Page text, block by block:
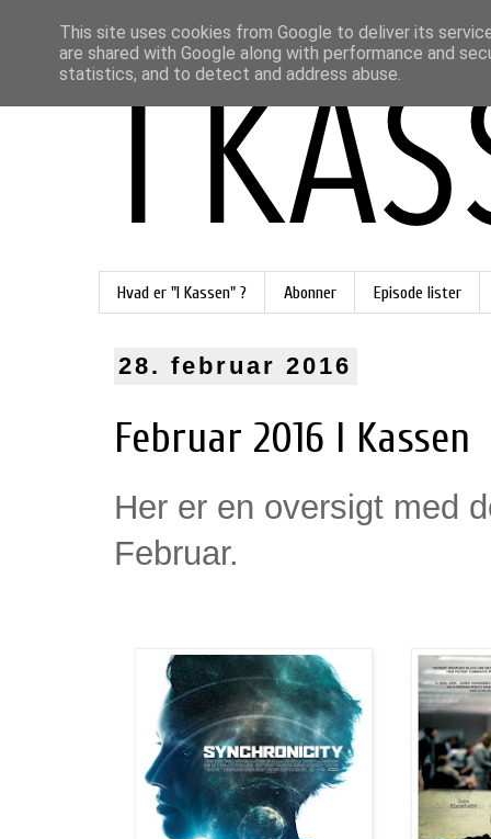
Hvad er "I Kassen" ? Abonner Episode lister
28. februar 2016
Februar 2016 I Kassen
Her er en oversigt med
Februar.
This site uses cookies from Google to deliver its
are shared with Google along with performance and
statistics, and to detect and address abuse.